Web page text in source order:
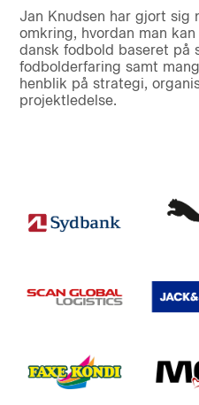
Jan Knudsen har gjort sig
omkring, hvordan man
dansk fodbold baseret på
fodbolderfaring samt
henblik på strategi,
projektledelse.